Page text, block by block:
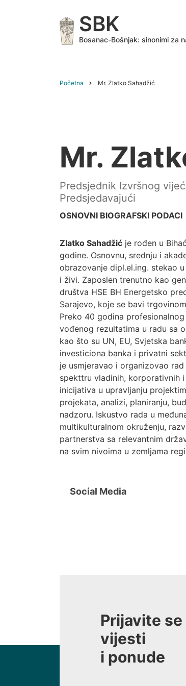
SBK
Bosanac-Bošnjak: sinonimi za
Početna Mr. Zlatko Sahadžić
Mr.
Predsjednik Izvršnog
Predsjedavajući
OSNOVNI BIOGRAFSKI PODACI
Zlatko Sahadžić je rođen u
godine. Osnovnu, srednju i
obrazovanje dipl.el.ing. stekao
i živi. Zaposlen trenutno kao
društva HSE BH Energetsko
Sarajevo, koje se bavi
Preko 40 godina
vođenog rezultatima u radu sa
kao što su UN, EU, Svjetska
investiciona banka i privatni
je usmjeravao i organizovao
spekttru vladinih, korporativnih
inicijativa u upravljanju
projekata, analizi, planiranju,
nadzoru. Iskustvo rada u
multikulturalnom okruženju,
partnerstva sa relevantnim
na svim nivoima u zemljama
Social Media
Prijavite se
vijesti
i ponude